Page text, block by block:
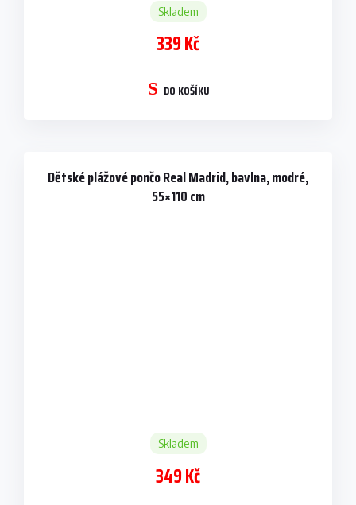
Skladem
339 Kč
DO KOŠÍKU
Dětské plážové pončo Real Madrid, bavlna, modré,
55×110 cm
Skladem
349 Kč